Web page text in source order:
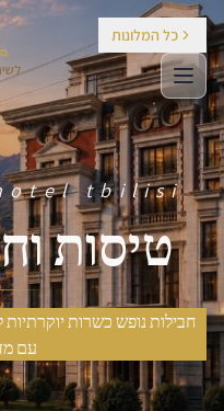
דלג לתוכן עיקרי
כל המלונות
tbilisi
טיסות
חבילות נופש כשרות
עם